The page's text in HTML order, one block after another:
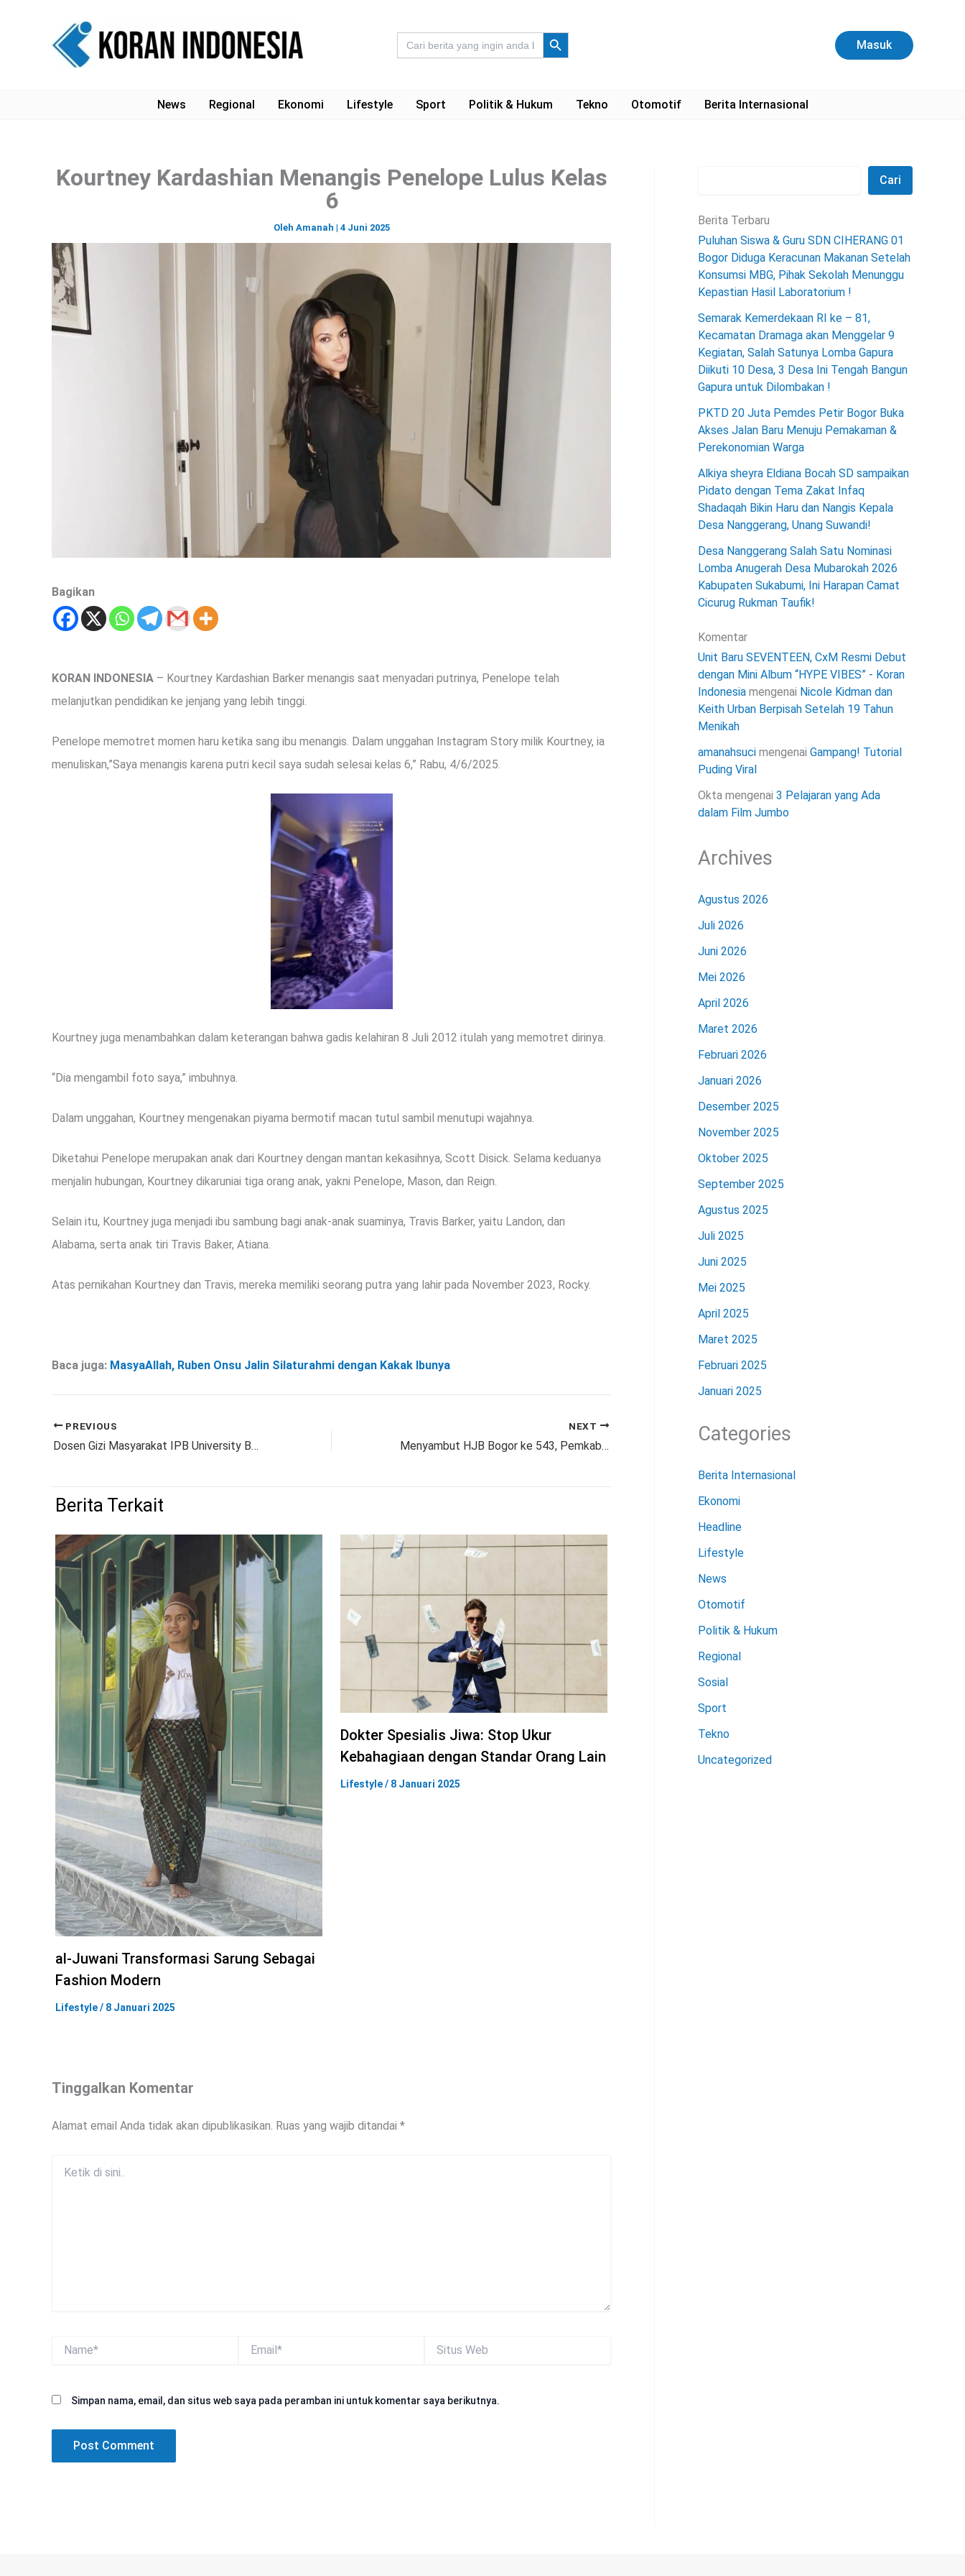
Search
for:
Search Button
Masuk
News Regional Ekonomi Lifestyle Sport Politik & Hukum Tekno Otomotif Berita Internasional
Kourtney Kardashian Menangis Penelope Lulus Kelas
6
Oleh Amanah | 4 Juni 2025
Bagikan
KORAN INDONESIA – Kourtney Kardashian Barker menangis saat menyadari putrinya, Penelope telah
melanjutkan pendidikan ke jenjang yang lebih tinggi.
Penelope memotret momen haru ketika sang ibu menangis. Dalam unggahan Instagram Story milik Kourtney, ia
menuliskan,”Saya menangis karena putri kecil saya sudah selesai kelas 6,” Rabu, 4/6/2025.
Kourtney juga menambahkan dalam keterangan bahwa gadis kelahiran 8 Juli 2012 itulah yang memotret dirinya.
“Dia mengambil foto saya,” imbuhnya.
Dalam unggahan, Kourtney mengenakan piyama bermotif macan tutul sambil menutupi wajahnya.
Diketahui Penelope merupakan anak dari Kourtney dengan mantan kekasihnya, Scott Disick. Selama keduanya
menjalin hubungan, Kourtney dikaruniai tiga orang anak, yakni Penelope, Mason, dan Reign.
Selain itu, Kourtney juga menjadi ibu sambung bagi anak-anak suaminya, Travis Barker, yaitu Landon, dan
Alabama, serta anak tiri Travis Baker, Atiana.
Atas pernikahan Kourtney dan Travis, mereka memiliki seorang putra yang lahir pada November 2023, Rocky.
Baca juga: MasyaAllah, Ruben Onsu Jalin Silaturahmi dengan Kakak Ibunya
PREVIOUS
Dosen Gizi Masyarakat IPB University Berbagi Tips Cara Mengolah Daging Kurban Tidak Alot
NEXT
Menyambut HJB Bogor ke 543, Pemkab Bogor Mengadakan Lomba Kebersihan Lingkungan, Begini Kata Kades Dramaga Yayat Supriyatna
Berita Terkait
al-Juwani Transformasi Sarung Sebagai
Fashion Modern
Lifestyle/ 8 Januari 2025
Dokter Spesialis Jiwa: Stop Ukur
Kebahagiaan dengan Standar Orang Lain
Lifestyle/ 8 Januari 2025
Tinggalkan Komentar
Alamat email Anda tidak akan dipublikasikan. Ruas yang wajib ditandai *
Web
Simpan nama, email, dan situs web saya pada peramban ini untuk komentar saya berikutnya.
Cari
Berita Terbaru
Puluhan Siswa & Guru SDN CIHERANG 01
Bogor Diduga Keracunan Makanan Setelah
Konsumsi MBG, Pihak Sekolah Menunggu
Kepastian Hasil Laboratorium !
Semarak Kemerdekaan RI ke – 81,
Kecamatan Dramaga akan Menggelar 9
Kegiatan, Salah Satunya Lomba Gapura
Diikuti 10 Desa, 3 Desa Ini Tengah Bangun
Gapura untuk Dilombakan !
PKTD 20 Juta Pemdes Petir Bogor Buka
Akses Jalan Baru Menuju Pemakaman &
Perekonomian Warga
Alkiya sheyra Eldiana Bocah SD sampaikan
Pidato dengan Tema Zakat Infaq
Shadaqah Bikin Haru dan Nangis Kepala
Desa Nanggerang, Unang Suwandi!
Desa Nanggerang Salah Satu Nominasi
Lomba Anugerah Desa Mubarokah 2026
Kabupaten Sukabumi, Ini Harapan Camat
Cicurug Rukman Taufik!
Komentar
Unit Baru SEVENTEEN, CxM Resmi Debut
dengan Mini Album “HYPE VIBES” - Koran
Indonesia mengenai Nicole Kidman dan
Keith Urban Berpisah Setelah 19 Tahun
Menikah
amanahsuci mengenai Gampang! Tutorial
Puding Viral
Okta mengenai 3 Pelajaran yang Ada
dalam Film Jumbo
Archives
Agustus 2026
Juli 2026
Juni 2026
Mei 2026
April 2026
Maret 2026
Februari 2026
Januari 2026
Desember 2025
November 2025
Oktober 2025
September 2025
Agustus 2025
Juli 2025
Juni 2025
Mei 2025
April 2025
Maret 2025
Februari 2025
Januari 2025
Categories
Berita Internasional
Ekonomi
Headline
Lifestyle
News
Otomotif
Politik & Hukum
Regional
Sosial
Sport
Tekno
Uncategorized